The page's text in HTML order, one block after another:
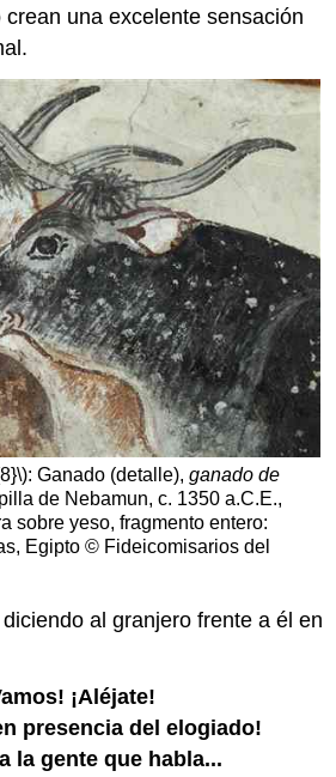
una excelente sensación
: Ganado (detalle), ganado de
de Nebamun, c. 1350 a.C.E.,
sobre yeso, fragmento entero:
Egipto © Fideicomisarios del
al granjero frente a él en
¡Aléjate!
presencia del elogiado!
la gente que habla...